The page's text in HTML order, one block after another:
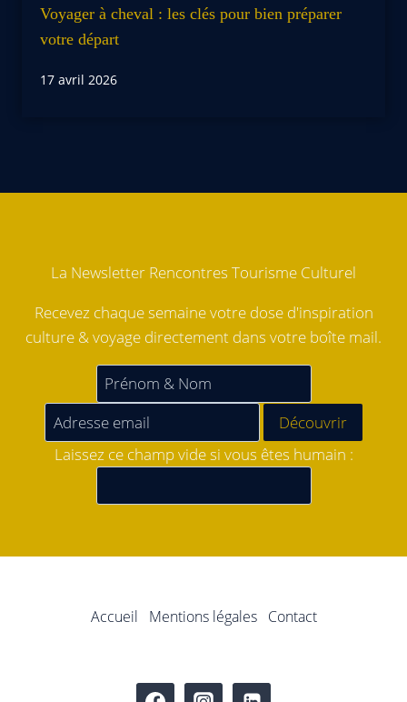
Voyager à cheval : les clés pour bien préparer
votre départ
17 avril 2026
La Newsletter Rencontres Tourisme Culturel
Recevez chaque semaine votre dose d'inspiration
culture & voyage directement dans votre boîte mail.
Laissez ce champ vide si vous êtes humain :
Accueil Mentions légales Contact